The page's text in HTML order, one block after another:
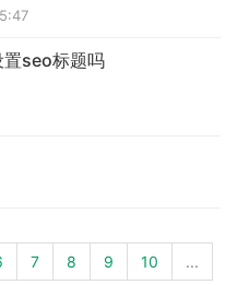
seo标题吗
7 8 9 10 ...